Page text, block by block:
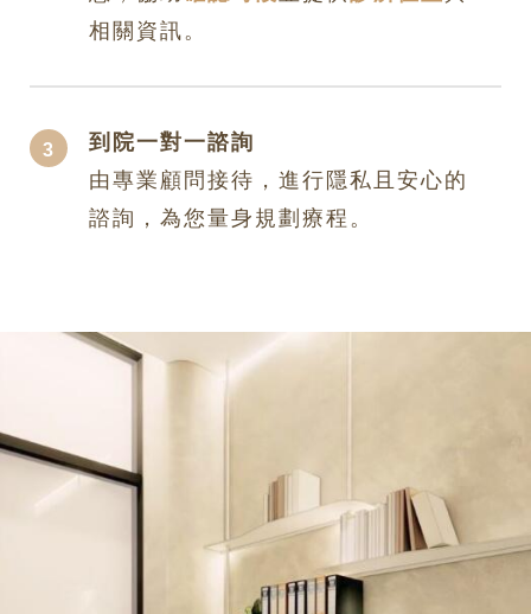
相關資訊。
到院一對一諮詢
由專業顧問接待，進行隱私且安心的
諮詢，為您量身規劃療程。